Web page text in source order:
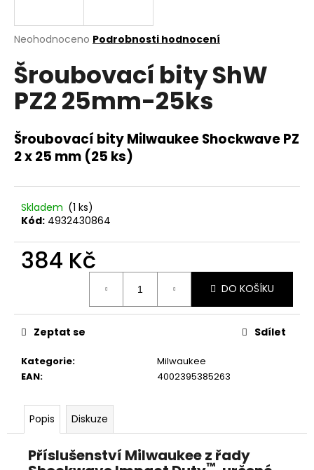
Průměrné
produktu
je
0,0
hvězdiček.
Neohodnoceno Podrobnosti hodnocení
Šroubovací bity ShW
PZ2 25mm-25ks
Šroubovací bity Milwaukee Shockwave PZ
2 x 25 mm (25 ks)
Skladem (1 ks)
Kód: 4932430864
384 Kč
DO KOŠÍKU
Kategorie:
Milwaukee
EAN: 4002395385263
Zeptat se Sdílet
Popis Diskuze
Příslušenství Milwaukee z řady
™
j
t
?
HLEDAT
D
o
p
o
č
u
e
m
STIHL
443